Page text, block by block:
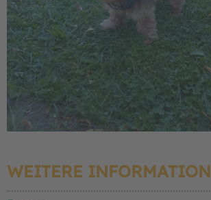
WEITERE INFORMATION